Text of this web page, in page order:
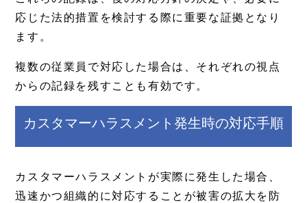
応じた法的措置を検討する際に重要な証拠となり
ます。
複数の従業員で対応した場合は、それぞれの視点
からの記録を残すことも有効です。
カスタマーハラスメント発生時の対応手順
カスタマーハラスメントが実際に発生した場合、
迅速かつ組織的に対応することが被害の拡大を防